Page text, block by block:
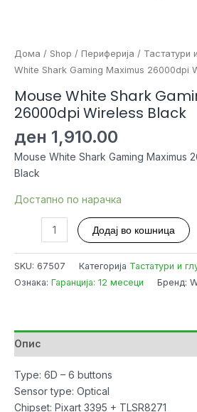
Дома / Shop / Периферија / Тастатури
White Shark Gaming Maximus 26000dpi
Mouse White Shark
26000dpi Wireless Black
ден 1,910.00
Mouse White Shark Gaming Maximus
Black
Достапно по нарачка
Shark
Black
количина
Додај во кошница
SKU: 67507 Категорија Тастатури и
Ознака: Гаранција: 12 месеци Бренд:
Опис
Type: 6D – 6 buttons
Sensor type: Optical
Chipset: Pixart 3395 + TLSR8271